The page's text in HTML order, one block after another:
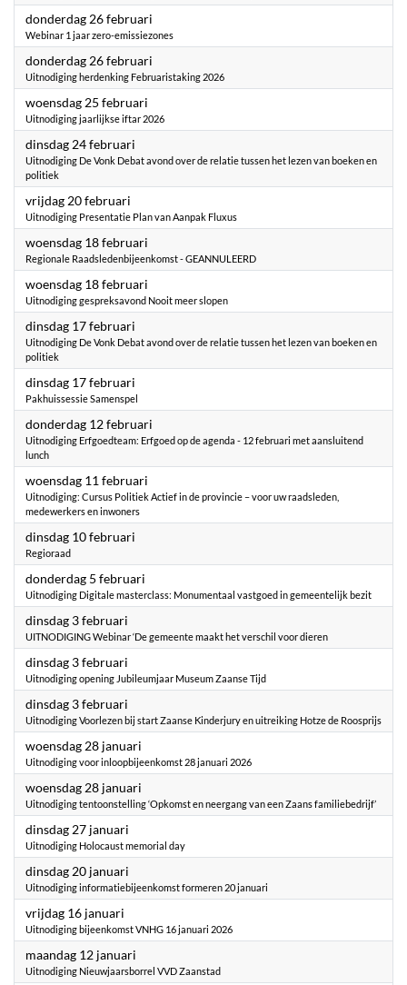
donderdag 26 februari
Webinar 1 jaar zero-emissiezones
donderdag 26 februari
Uitnodiging herdenking Februaristaking 2026
woensdag 25 februari
Uitnodiging jaarlijkse iftar 2026
dinsdag 24 februari
Uitnodiging De Vonk Debat avond over de relatie tussen het lezen van boeken en
politiek
vrijdag 20 februari
Uitnodiging Presentatie Plan van Aanpak Fluxus
woensdag 18 februari
Regionale Raadsledenbijeenkomst - GEANNULEERD
woensdag 18 februari
Uitnodiging gespreksavond Nooit meer slopen
dinsdag 17 februari
Uitnodiging De Vonk Debat avond over de relatie tussen het lezen van boeken en
politiek
dinsdag 17 februari
Pakhuissessie Samenspel
donderdag 12 februari
Uitnodiging Erfgoedteam: Erfgoed op de agenda - 12 februari met aansluitend
lunch
woensdag 11 februari
Uitnodiging: Cursus Politiek Actief in de provincie – voor uw raadsleden,
medewerkers en inwoners
dinsdag 10 februari
Regioraad
donderdag 5 februari
Uitnodiging Digitale masterclass: Monumentaal vastgoed in gemeentelijk bezit
dinsdag 3 februari
UITNODIGING Webinar ‘De gemeente maakt het verschil voor dieren
dinsdag 3 februari
Uitnodiging opening Jubileumjaar Museum Zaanse Tijd
dinsdag 3 februari
Uitnodiging Voorlezen bij start Zaanse Kinderjury en uitreiking Hotze de Roosprijs
woensdag 28 januari
Uitnodiging voor inloopbijeenkomst 28 januari 2026
woensdag 28 januari
Uitnodiging tentoonstelling ‘Opkomst en neergang van een Zaans familiebedrijf’
dinsdag 27 januari
Uitnodiging Holocaust memorial day
dinsdag 20 januari
Uitnodiging informatiebijeenkomst formeren 20 januari
vrijdag 16 januari
Uitnodiging bijeenkomst VNHG 16 januari 2026
maandag 12 januari
Uitnodiging Nieuwjaarsborrel VVD Zaanstad